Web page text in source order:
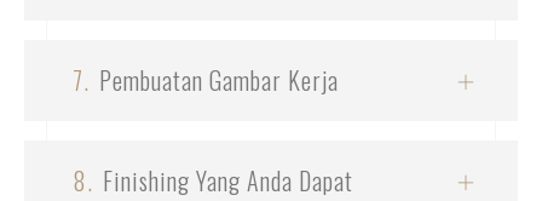
7. Pembuatan Gambar Kerja
8. Finishing Yang Anda Dapat